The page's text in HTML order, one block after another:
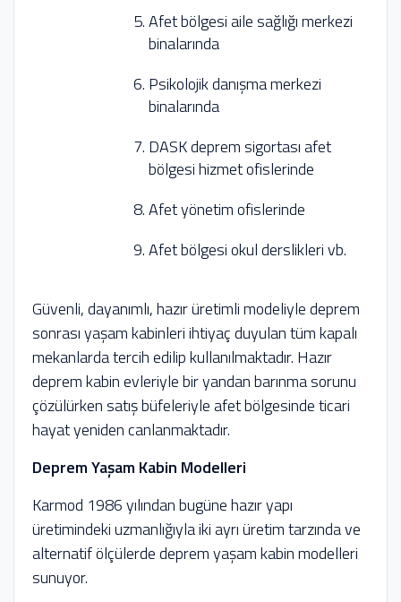
Afet bölgesi aile sağlığı merkezi
binalarında
Psikolojik danışma merkezi
binalarında
DASK deprem sigortası afet
bölgesi hizmet ofislerinde
Afet yönetim ofislerinde
Afet bölgesi okul derslikleri vb.
Güvenli, dayanımlı, hazır üretimli modeliyle deprem
sonrası yaşam kabinleri ihtiyaç duyulan tüm kapalı
mekanlarda tercih edilip kullanılmaktadır. Hazır
deprem kabin evleriyle bir yandan barınma sorunu
çözülürken satış büfeleriyle afet bölgesinde ticari
hayat yeniden canlanmaktadır.
Deprem Yaşam Kabin Modelleri
Karmod 1986 yılından bugüne hazır yapı
üretimindeki uzmanlığıyla iki ayrı üretim tarzında ve
alternatif ölçülerde deprem yaşam kabin modelleri
sunuyor.